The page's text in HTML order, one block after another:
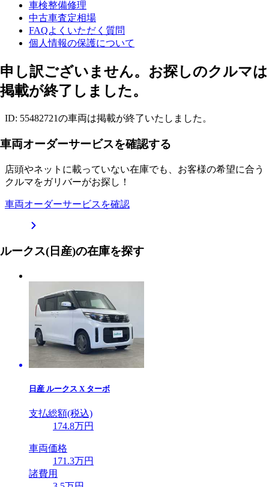
車検整備修理
中古車査定相場
FAQよくいただく質問
個人情報の保護について
申し訳ございません。お探しのクルマは
掲載が終了しました。
ID: 55482721の車両は掲載が終了いたしました。
車両オーダーサービスを確認する
店頭やネットに載っていない在庫でも、お客様の希望に合う
クルマをガリバーがお探し！
車両オーダーサービスを確認
ルークス(日産)の在庫を探す
日産 ルークス X ターボ
支払総額(税込)
174.8万円
車両価格
171.3万円
諸費用